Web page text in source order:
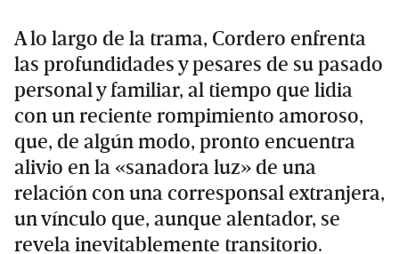
A lo largo de la trama, Cordero enfrenta
las profundidades y pesares de su pasado
personal y familiar, al tiempo que lidia
con un reciente rompimiento amoroso,
que, de algún modo, pronto encuentra
alivio en la «sanadora luz» de una
relación con una corresponsal extranjera,
un vínculo que, aunque alentador, se
revela inevitablemente transitorio.